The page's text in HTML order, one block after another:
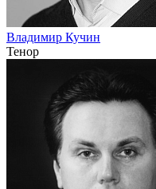
Владимир Кучин
Тенор